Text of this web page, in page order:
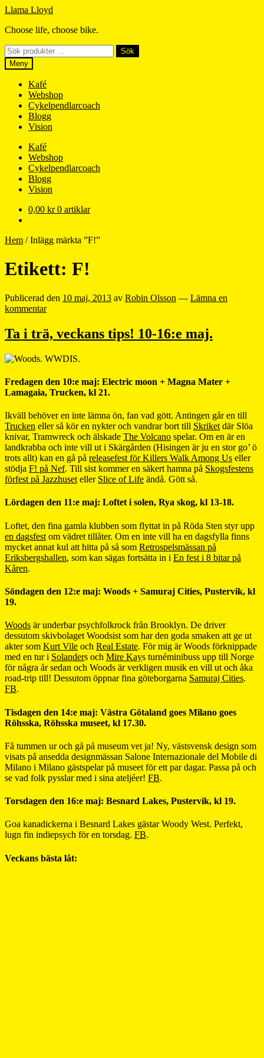
Hoppa
navigering
Hoppa
innehåll
Llama Lloyd
Choose life, choose bike.
Sök
efter:
Sök
Meny
Kafé
Webshop
Cykelpendlarcoach
Blogg
Vision
Kafé
Webshop
Cykelpendlarcoach
Blogg
Vision
0,00 kr 0 artiklar
Hem /Inlägg märkta ”F!”
Etikett: F!
Publicerad den 10 maj, 2013 av Robin Olsson — Lämna en
kommentar
Ta i trä, veckans tips! 10-16:e maj.
Fredagen den 10:e maj: Electric moon + Magna Mater +
Lamagaia, Trucken, kl 21.
Ikväll behöver en inte lämna ön, fan vad gött. Antingen går en till
Trucken eller så kör en nykter och vandrar bort till Skriket där Slöa
knivar, Tramwreck och älskade The Volcano spelar. Om en är en
landkrabba och inte vill ut i Skärgården (Hisingen är ju en stor go’ ö
trots allt) kan en gå på releasefest för Killers Walk Among Us eller
stödja F! på Nef. Till sist kommer en säkert hamna på Skogsfestens
förfest på Jazzhuset eller Slice of Life ändå. Gött så.
Lördagen den 11:e maj: Loftet i solen, Rya skog, kl 13-18.
Loftet, den fina gamla klubben som flyttat in på Röda Sten styr upp
en dagsfest om vädret tillåter. Om en inte vill ha en dagsfylla finns
mycket annat kul att hitta på så som Retrospelsmässan på
Eriksbergshallen, som kan sägas fortsätta in i En fest i 8 bitar på
Kåren.
Söndagen den 12:e maj: Woods + Samuraj Cities, Pustervik, kl
19.
Woods är underbar psychfolkrock från Brooklyn. De driver
dessutom skivbolaget Woodsist som har den goda smaken att ge ut
akter som Kurt Vile och Real Estate. För mig är Woods förknippade
med en tur i Solanders och Mire Kays turnéminibuss upp till Norge
för några år sedan och Woods är verkligen musik en vill ut och åka
road-trip till! Dessutom öppnar fina göteborgarna Samuraj Cities.
FB.
Tisdagen den 14:e maj: Västra Götaland goes Milano goes
Röhsska, Röhsska museet, kl 17.30.
Få tummen ur och gå på museum vet ja! Ny, västsvensk design som
visats på ansedda designmässan Salone Internazionale del Mobile di
Milano i Milano gästspelar på museet för ett par dagar. Passa på och
se vad folk pysslar med i sina ateljéer! FB.
Torsdagen den 16:e maj: Besnard Lakes, Pustervik, kl 19.
Goa kanadickerna i Besnard Lakes gästar Woody West. Perfekt,
lugn fin indiepsych för en torsdag. FB.
Veckans bästa låt: